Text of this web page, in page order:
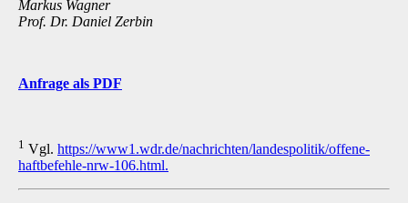
Markus Wagner
Prof. Dr. Daniel Zerbin
Anfrage als PDF
1 Vgl. https://www1.wdr.de/nachrichten/landespolitik/offene-
haftbefehle-nrw-106.html.